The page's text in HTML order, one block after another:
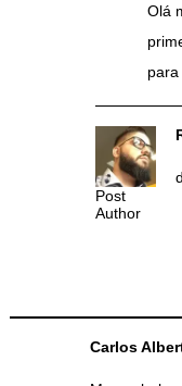
Olá
para
Post
Author
Carlos